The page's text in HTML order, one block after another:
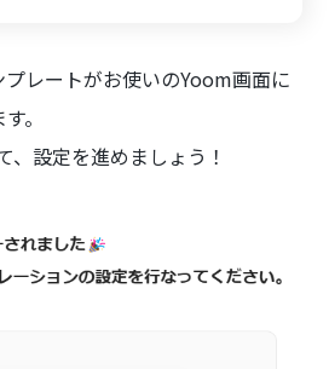
レートがお使いのYoom画面に
。
、設定を進めましょう！